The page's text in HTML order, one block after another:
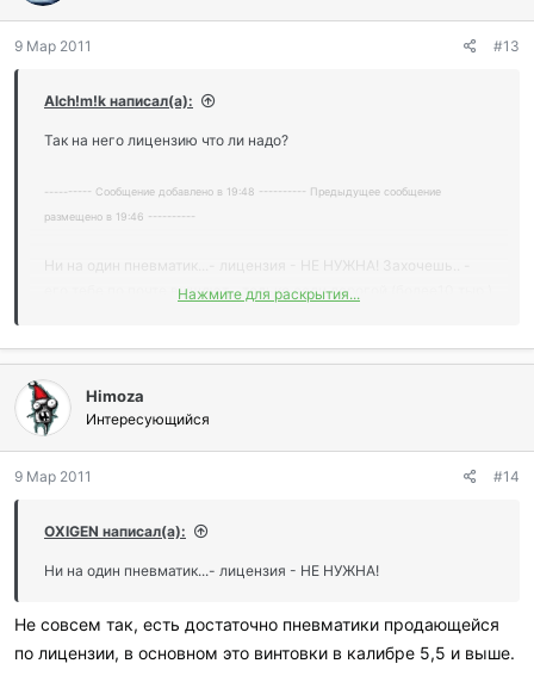
9 Мар 2011 #13
Alch!m!k написал(а):
Так на него лицензию что ли надо?
---------- Сообщение добавлено в 19:48 ---------- Предыдущее сообщение
размещено в 19:46 ----------
Ни на один пневматик...- лицензия - НЕ НУЖНА! Захочешь.. -
его тебе по почте вышлют... только если дорогой (более10 тыр.)
Нажмите для раскрытия...
Himoza
Интересующийся
9 Мар 2011 #14
OXIGEN написал(а):
Ни на один пневматик...- лицензия - НЕ НУЖНА!
Не совсем так, есть достаточно пневматики продающейся
по лицензии, в основном это винтовки в калибре 5,5 и выше.